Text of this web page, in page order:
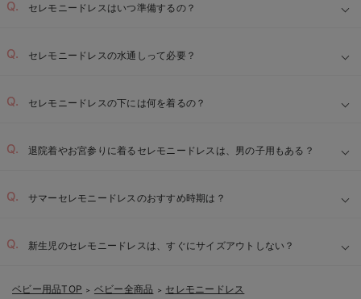
セレモニードレスはいつ準備するの？
セレモニードレスの水通しって必要？
セレモニードレスの下には何を着るの？
退院着やお宮参りに着るセレモニードレスは、男の子用もある？
サマーセレモニードレスのおすすめ時期は？
新生児のセレモニードレスは、すぐにサイズアウトしない？
ベビー用品TOP ＞ ベビー全商品 ＞ セレモニードレス